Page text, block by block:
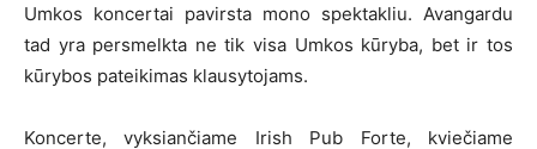
Umkos koncertai pavirsta mono spektakliu. Avangardu
tad yra persmelkta ne tik visa Umkos kūryba, bet ir tos
kūrybos pateikimas klausytojams.
Koncerte, vyksiančiame Irish Pub Forte, kviečiame